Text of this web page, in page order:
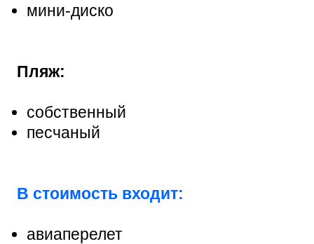
мини-диско
Пляж:
собственный
песчаный
В стоимость входит:
авиаперелет